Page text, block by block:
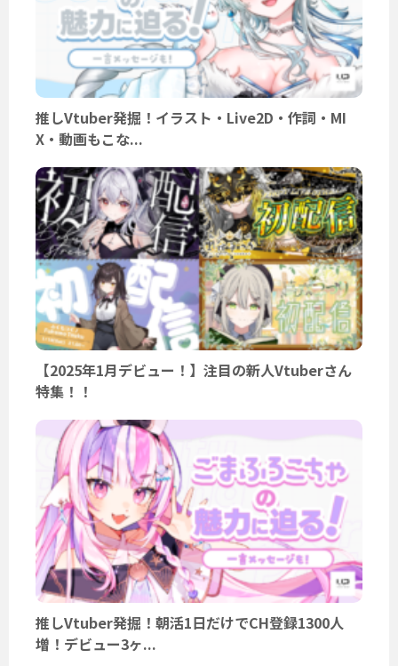
推しVtuber発掘！イラスト・Live2D・作詞・MI
X・動画もこな...
【2025年1月デビュー！】注目の新人Vtuberさん
特集！！
推しVtuber発掘！朝活1日だけでCH登録1300人
増！デビュー3ヶ...